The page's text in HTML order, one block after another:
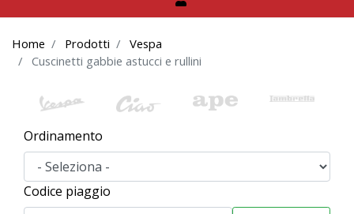
Home Prodotti
Vespa
Cuscinetti gabbie astucci e rullini
Ordinamento
Codice piaggio